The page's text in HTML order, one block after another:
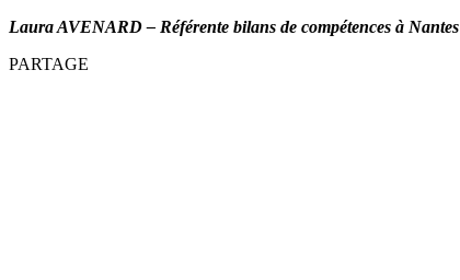
Laura AVENARD – Référente bilans de compétences à Nantes
PARTAGE